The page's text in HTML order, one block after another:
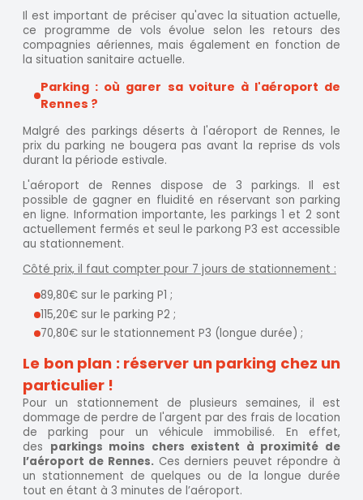
Il est important de préciser qu'avec la situation actuelle,
ce programme de vols évolue selon les retours des
compagnies aériennes, mais également en fonction de
la situation sanitaire actuelle.
Parking : où garer sa voiture à l'aéroport de
Rennes ?
Malgré des parkings déserts à l'aéroport de Rennes, le
prix du parking ne bougera pas avant la reprise ds vols
durant la période estivale.
L'aéroport de Rennes dispose de 3 parkings. Il est
possible de gagner en fluidité en réservant son parking
en ligne. Information importante, les parkings 1 et 2 sont
actuellement fermés et seul le parkong P3 est accessible
au stationnement.
Côté prix, il faut compter pour 7 jours de stationnement :
89,80€ sur le parking P1 ;
115,20€ sur le parking P2 ;
70,80€ sur le stationnement P3 (longue durée) ;
Le bon plan : réserver un parking chez un
particulier !
Pour un stationnement de plusieurs semaines, il est
dommage de perdre de l'argent par des frais de location
de parking pour un véhicule immobilisé. En effet,
des parkings moins chers existent à proximité de
l’aéroport de Rennes. Ces derniers peuvet répondre à
un stationnement de quelques ou de la longue durée
tout en étant à 3 minutes de l’aéroport.